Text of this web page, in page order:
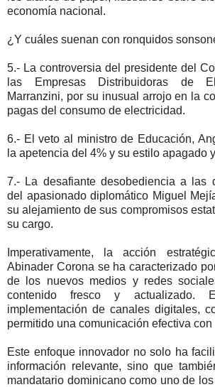
economía nacional.
¿Y cuáles suenan con ronquidos
5.- La controversia del presidente del
las Empresas Distribuidoras de
Marranzini, por su inusual arrojo en la
pagas del consumo de electricidad.
6.- El veto al ministro de Educación,
la apetencia del 4% y su estilo apagado
7.- La desafiante desobediencia a las
del apasionado diplomático Miguel
su alejamiento de sus compromisos
su cargo.
Imperativamente, la acción
Abinader Corona se ha caracterizado
de los nuevos medios y redes
contenido fresco y actualizado.
implementación de canales digitales,
permitido una comunicación efectiva
Este enfoque innovador no solo ha
información relevante, sino que
mandatario dominicano como uno de